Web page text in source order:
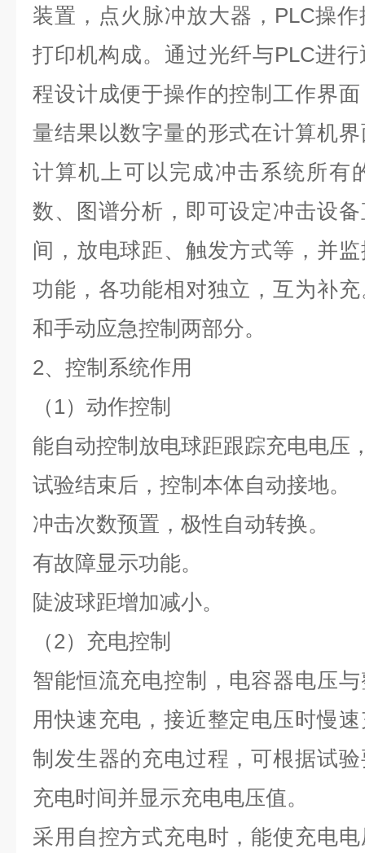
装置，点火脉冲放大器，PLC操
打印机构成。通过光纤与PLC进
程设计成便于操作的控制工作界
量结果以数字量的形式在计算机
计算机上可以完成冲击系统所有
数、图谱分析，即可设定冲击设
间，放电球距、触发方式等，并
功能，各功能相对独立，互为补
和手动应急控制两部分。
2、控制系统作用
（1）动作控制
能自动控制放电球距跟踪充电电压
试验结束后，控制本体自动接地。
冲击次数预置，极性自动转换。
有故障显示功能。
陡波球距增加减小。
（2）充电控制
智能恒流充电控制，电容器电压
用快速充电，接近整定电压时慢
制发生器的充电过程，可根据试
充电时间并显示充电电压值。
采用自控方式充电时，能使充电